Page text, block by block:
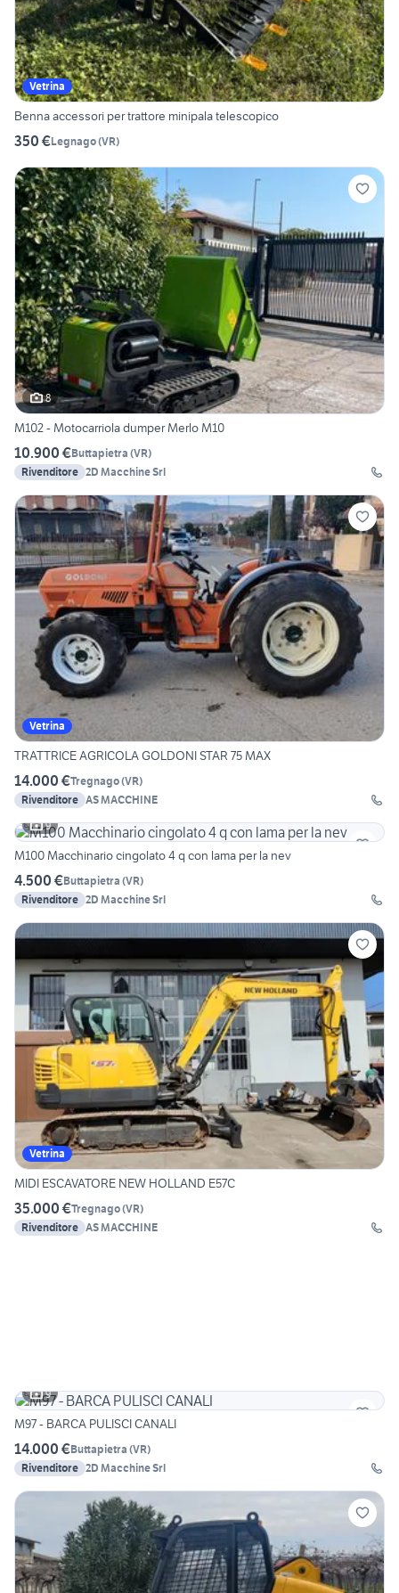
Vetrina
Benna accessori per trattore minipala telescopico
350 €Legnago(VR)
8
M102 - Motocarriola dumper Merlo M10
10.900 €Buttapietra (VR)
Rivenditore 2D Macchine Srl
Vetrina
TRATTRICE AGRICOLA GOLDONI STAR 75 MAX
14.000 €Tregnago(VR)
Rivenditore AS MACCHINE
9
M100 Macchinario cingolato 4 q con lama per la nev
4.500 €Buttapietra (VR)
Rivenditore 2D Macchine Srl
Vetrina
MIDI ESCAVATORE NEW HOLLAND E57C
35.000 €Tregnago(VR)
Rivenditore AS MACCHINE
9
M97 - BARCA PULISCI CANALI
14.000 €Buttapietra (VR)
Rivenditore 2D Macchine Srl